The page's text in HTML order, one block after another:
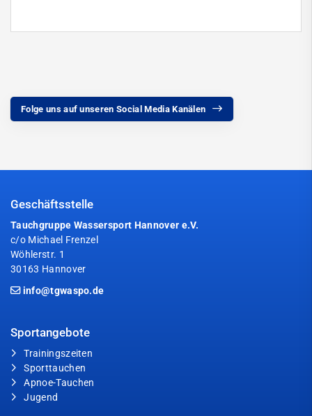
Folge uns auf unseren Social Media Kanälen
Geschäftsstelle
Tauchgruppe Wassersport Hannover e.V.
c/o Michael Frenzel
Wöhlerstr. 1
30163 Hannover
info@tgwaspo.de
Sportangebote
Trainingszeiten
Sporttauchen
Apnoe-Tauchen
Jugend